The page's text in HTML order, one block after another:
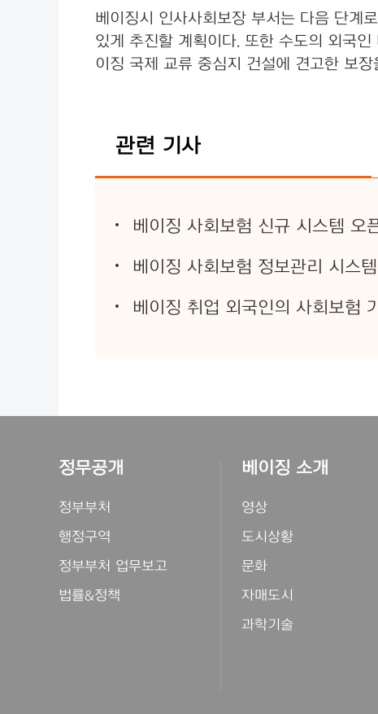
베이징시 인사사회보장 부서는 다음 단계
있게 추진할 계획이다. 또한 수도의 외국
이징 국제 교류 중심지 건설에 견고한 보
관련 기사
베이징 사회보험 신규 시스템
베이징 사회보험 정보관리 시스
베이징 취업 외국인의 사회보험
정무공개
정부부처
행정구역
정부부처 업무보고
법률&정책
베이징 소개
영상
도시상황
문화
자매도시
과학기술